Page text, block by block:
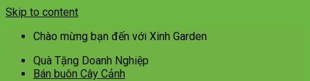
Skip to content
Chào mừng bạn đến với Xinh Garden
Quà Tặng Doanh Nghiệp
Bán buôn Cây Cảnh